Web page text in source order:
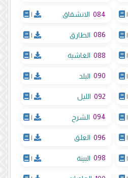
|
084 الانشقاق |
|
086 الطارق |
|
088 الغاشية |
|
090 البلد |
|
092 الليل |
|
094 الشرح |
|
096 العلق |
|
098 البينة |